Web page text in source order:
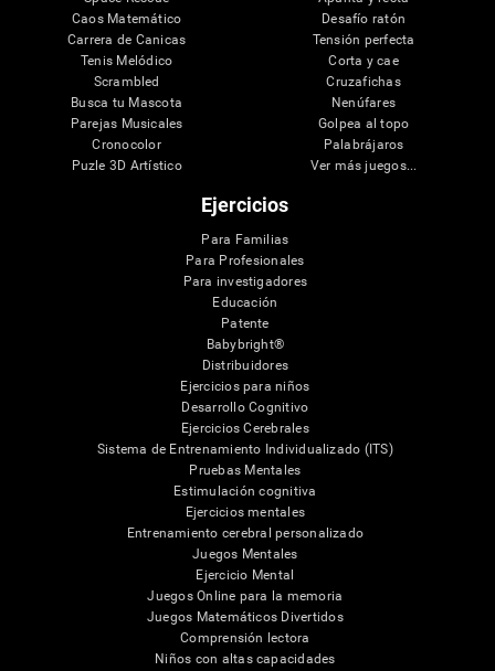
Caos Matemático
Carrera de Canicas
Tenis Melódico
Scrambled
Busca tu Mascota
Parejas Musicales
Cronocolor
Puzle 3D Artístico
Desafío ratón
Tensión perfecta
Corta y cae
Cruzafichas
Nenúfares
Golpea al topo
Palabrájaros
Ver más juegos...
Ejercicios
Para Familias
Para Profesionales
Para investigadores
Educación
Patente
Babybright®
Distribuidores
Ejercicios para niños
Desarrollo Cognitivo
Ejercicios Cerebrales
Sistema de Entrenamiento Individualizado (ITS)
Pruebas Mentales
Estimulación cognitiva
Ejercicios mentales
Entrenamiento cerebral personalizado
Juegos Mentales
Ejercicio Mental
Juegos Online para la memoria
Juegos Matemáticos Divertidos
Comprensión lectora
Niños con altas capacidades